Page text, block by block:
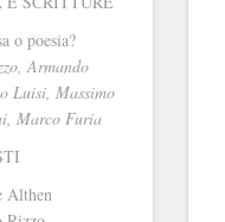
o poesia?
Armando
Luisi, Massimo
Marco Furia
Althen